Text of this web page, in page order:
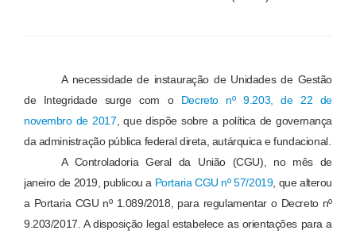
A necessidade de instauração de Unidades de Gestão
de Integridade surge com o Decreto nº 9.203, de 22 de
novembro de 2017 , que dispõe sobre a política de governança
da administração pública federal direta, autárquica e fundacional.
A Controladoria Geral da União (CGU), no mês de
janeiro de 2019, publicou a Portaria CGU nº 57/2019, que alterou
a Portaria CGU nº 1.089/2018, para regulamentar o Decreto nº
9.203/2017. A disposição legal estabelece as orientações para a